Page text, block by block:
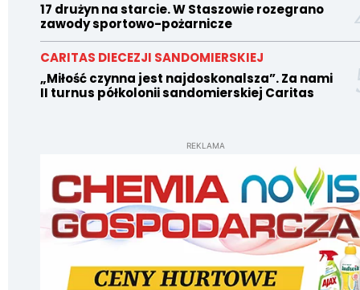
17 drużyn na starcie. W Staszowie rozegrano
zawody sportowo-pożarnicze
CARITAS DIECEZJI SANDOMIERSKIEJ
„Miłość czynna jest najdoskonalsza”. Za nami
II turnus półkolonii sandomierskiej Caritas
REKLAMA